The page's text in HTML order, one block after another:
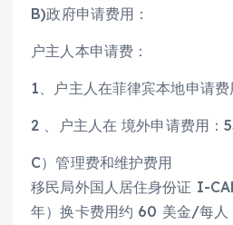
B)政府申请费用：
户主人本申请费：
1、户主人在菲律宾本地申请
2 、户主人在 境外申请费用：
C）管理费和维护费用
移民局外国人居住身份证 I-
年）换卡费用约 60 美金/每人